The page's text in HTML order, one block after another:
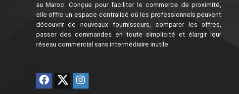
au Maroc. Conçue pour faciliter le commerce de proximité,
elle offre un espace centralisé où les professionnels peuvent
découvrir de nouveaux fournisseurs, comparer les offres,
passer des commandes en toute simplicité et élargir leur
réseau commercial sans intermédiaire inutile.